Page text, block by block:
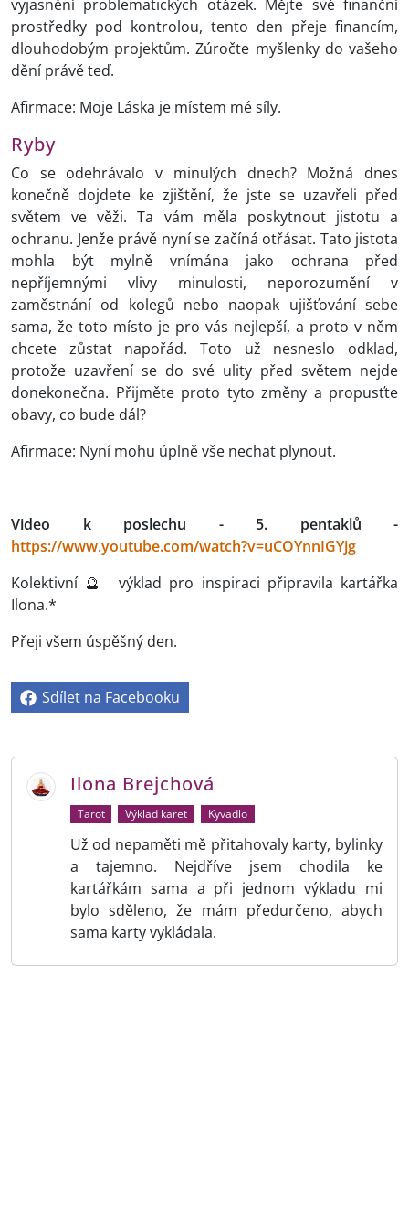
vyjasnění problematických otázek. Mějte své finanční
prostředky pod kontrolou, tento den přeje financím,
dlouhodobým projektům. Zúročte myšlenky do vašeho
dění právě teď.
Afirmace: Moje Láska je místem mé síly.
Ryby
Co se odehrávalo v minulých dnech? Možná dnes
konečně dojdete ke zjištění, že jste se uzavřeli před
světem ve věži. Ta vám měla poskytnout jistotu a
ochranu. Jenže právě nyní se začíná otřásat. Tato jistota
mohla být mylně vnímána jako ochrana před
nepříjemnými vlivy minulosti, neporozumění v
zaměstnání od kolegů nebo naopak ujišťování sebe
sama, že toto místo je pro vás nejlepší, a proto v něm
chcete zůstat napořád. Toto už nesneslo odklad,
protože uzavření se do své ulity před světem nejde
donekonečna. Přijměte proto tyto změny a propusťte
obavy, co bude dál?
Afirmace: Nyní mohu úplně vše nechat plynout.
Video k poslechu - 5. pentaklů -
https://www.youtube.com/watch?v=uCOYnnIGYjg
Kolektivní 🔮 výklad pro inspiraci připravila kartářka
Ilona.*
Přeji všem úspěšný den.
Sdílet na Facebooku
Ilona Brejchová
Tarot Výklad karet Kyvadlo
Už od nepaměti mě přitahovaly karty, bylinky
a tajemno. Nejdříve jsem chodila ke
kartářkám sama a při jednom výkladu mi
bylo sděleno, že mám předurčeno, abych
sama karty vykládala.